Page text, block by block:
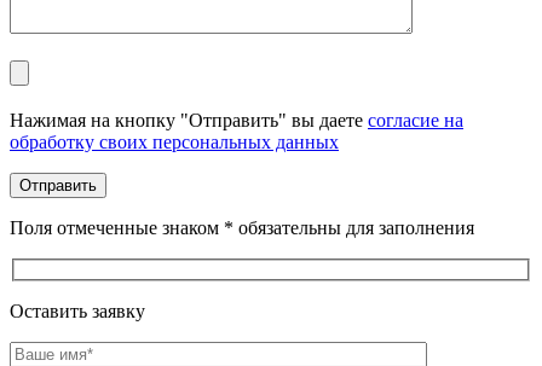
Нажимая на кнопку "Отправить" вы даете согласие на
обработку своих персональных данных
Поля отмеченные знаком * обязательны для заполнения
Оставить заявку